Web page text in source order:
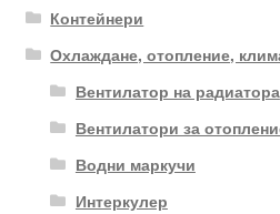
Контейнери
Охлаждане, отопление,
Вентилатор на радиатора
Вентилатори за
Водни маркучи
Интеркулер